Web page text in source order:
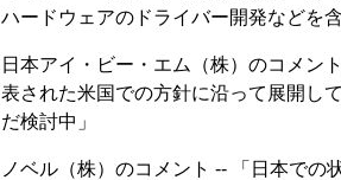
ハードウェアのドライバー開発などを
日本アイ・ビー・エム（株）のコメン
表された米国での方針に沿って展開し
だ検討中」
ノベル（株）のコメント -- 「日本での